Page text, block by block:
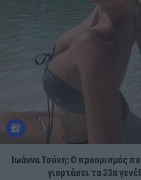
Ιωάννα Τούνη: Ο προορισμός
γιορτάσει τα 33α